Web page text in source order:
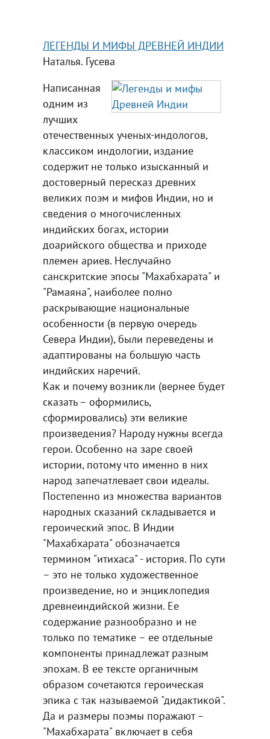
ЛЕГЕНДЫ И МИФЫ ДРЕВНЕЙ ИНДИИ
Наталья. Гусева
Написанная
одним из
лучших
отечественных ученых-индологов,
классиком индологии, издание
содержит не только изысканный и
достоверный пересказ древних
великих поэм и мифов Индии, но и
сведения о многочисленных
индийских богах, истории
доарийского общества и приходе
племен ариев. Неслучайно
санскритские эпосы "Махабхарата" и
"Рамаяна", наиболее полно
раскрывающие национальные
особенности (в первую очередь
Севера Индии), были переведены и
адаптированы на большую часть
индийских наречий.
Как и почему возникли (вернее будет
сказать – оформились,
сформировались) эти великие
произведения? Народу нужны всегда
герои. Особенно на заре своей
истории, потому что именно в них
народ запечатлевает свои идеалы.
Постепенно из множества вариантов
народных сказаний складывается и
героический эпос. В Индии
"Махабхарата" обозначается
термином "итихаса" - история. По сути
– это не только художественное
произведение, но и энциклопедия
древнеиндийской жизни. Ее
содержание разнообразно и не
только по тематике – ее отдельные
компоненты принадлежат разным
эпохам. В ее тексте органичным
образом сочетаются героическая
эпика с так называемой "дидактикой".
Да и размеры поэмы поражают –
"Махабхарата" включает в себя